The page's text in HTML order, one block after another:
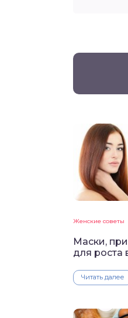
Женские советы
Маски,
для роста
Читать далее